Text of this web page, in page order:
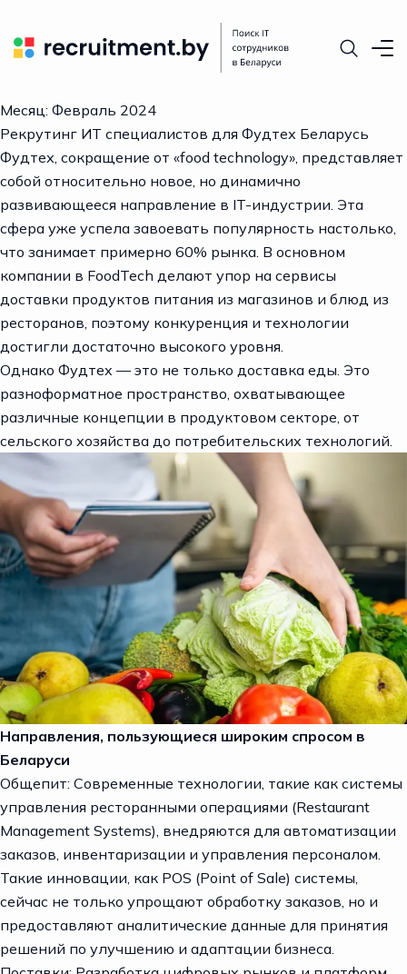
Месяц: Февраль 2024
Рекрутинг ИТ специалистов для Фудтех Беларусь
Фудтех, сокращение от «food technology», представляет
собой относительно новое, но динамично
развивающееся направление в IT-индустрии. Эта
сфера уже успела завоевать популярность настолько,
что занимает примерно 60% рынка. В основном
компании в FoodTech делают упор на сервисы
доставки продуктов питания из магазинов и блюд из
ресторанов, поэтому конкуренция и технологии
достигли достаточно высокого уровня.
Однако Фудтех — это не только доставка еды. Это
разноформатное пространство, охватывающее
различные концепции в продуктовом секторе, от
сельского хозяйства до потребительских технологий.
Направления, пользующиеся широким спросом в
Беларуси
Общепит: Современные технологии, такие как системы
управления ресторанными операциями (Restaurant
Management Systems), внедряются для автоматизации
заказов, инвентаризации и управления персоналом.
Такие инновации, как POS (Point of Sale) системы,
сейчас не только упрощают обработку заказов, но и
предоставляют аналитические данные для принятия
решений по улучшению и адаптации бизнеса.